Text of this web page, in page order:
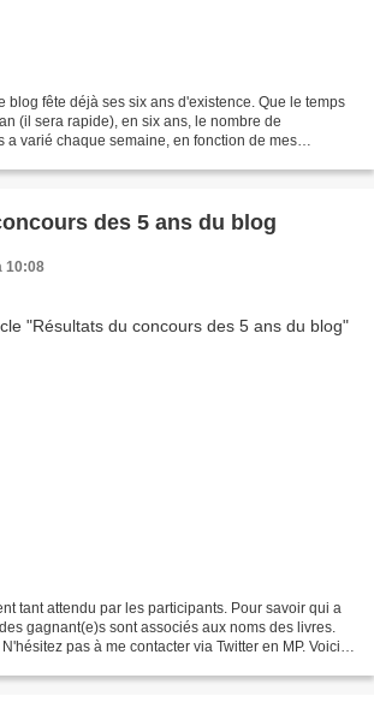
blog fête déjà ses six ans d'existence. Que le temps
(il sera rapide), en six ans, le nombre de
a varié chaque semaine, en fonction de mes
des 5 ans du blog
10:08
tant attendu par les participants. Pour savoir qui a
gagnant(e)s sont associés aux noms des livres.
pas à me contacter via Twitter en MP. Voici